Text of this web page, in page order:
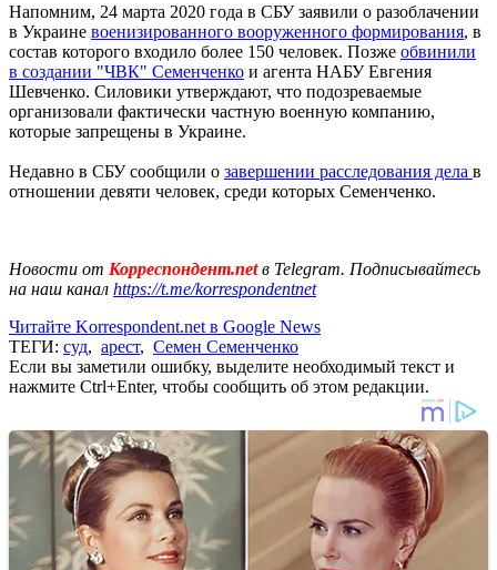
Напомним, 24 марта 2020 года в СБУ заявили о разоблачении
в Украине военизированного вооруженного формирования, в
состав которого входило более 150 человек. Позже обвинили
в создании "ЧВК" Семенченко и агента НАБУ Евгения
Шевченко. Силовики утверждают, что подозреваемые
организовали фактически частную военную компанию,
которые запрещены в Украине.
Недавно в СБУ сообщили о завершении расследования дела в
отношении девяти человек, среди которых Семенченко.
Новости от Корреспондент.netв Telegram. Подписывайтесь
на наш канал https://t.me/korrespondentnet
Читайте Korrespondent.net в Google News
ТЕГИ: суд, арест, Семен Семенченко
Если вы заметили ошибку, выделите необходимый текст и
нажмите Ctrl+Enter, чтобы сообщить об этом редакции.